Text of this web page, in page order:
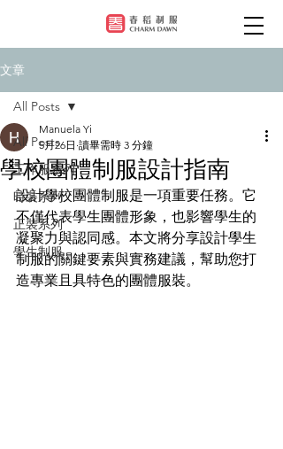
文章
All Posts
工作服系列
時裝系列
正裝系列
學生制服
All Posts
學校團體制服設計指南
Manuela Yi
5月26日 讀畢需時 3 分鐘
設計學校團體制服是一項重要任務。它
不僅代表學生團體形象，也影響學生的
凝聚力與認同感。本文將分享設計學生
制服的關鍵要素與實務建議，幫助您打
造專業且具特色的團體服裝。